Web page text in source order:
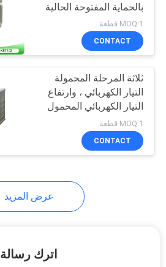
بالحماية المفتوحة الحالية
120A
MOQ:1 قطعة
CONTACT
ثلاثة المرحلة المحمولة
التيار الكهربائي ، وارتفاع
التيار الكهربائي المحمول
المحمولة
MOQ:1 قطعة
CONTACT
عرض المزيد
اترك رسالة